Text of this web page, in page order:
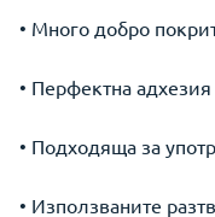
• Много добро
• Перфектна
• Подходяща за
• Използваните